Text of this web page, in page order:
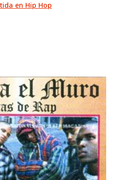
en Hip Hop